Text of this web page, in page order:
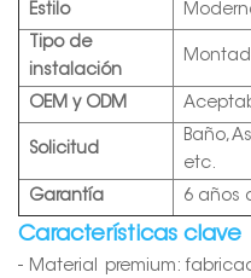
Estilo
Tipo de
instalación
OEM y ODM
Solicitud
Baño,
etc.
Garantía
6 años
Características clave
- Material premium: